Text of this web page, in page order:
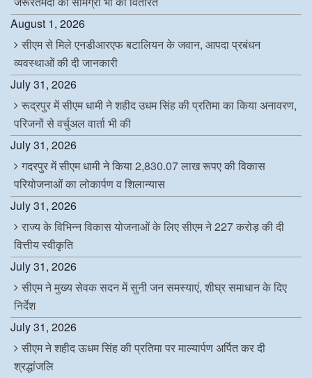
August 1, 2026
सीएम से मिले एनडीआरएफ बटालियन के जवान, आपदा प्रबंधन
व्यवस्थाओं की दी जानकारी
July 31, 2026
रूद्रपुर में सीएम धामी ने शहीद उधम सिंह की प्रतिमा का किया अनावरण,
परिजनों से वर्चुअल वार्ता भी की
July 31, 2026
गदरपुर में सीएम धामी ने किया 2,830.07 लाख रूपए की विकास
परियोजनाओं का लोकार्पण व शिलान्यास
July 31, 2026
राज्य के विभिन्न विकास योजनाओं के लिए सीएम ने 227 करोड़ की दी
वित्तीय स्वीकृति
July 31, 2026
सीएम ने मुख्य सेवक सदन में सुनी जन समस्याएं, शीघ्र समाधान के दिए
निर्देश
July 31, 2026
सीएम ने शहीद ऊधम सिंह की प्रतिमा पर माल्यार्पण अर्पित कर दी
श्रद्धांजलि